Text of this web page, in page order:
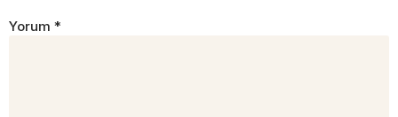
Yorum *